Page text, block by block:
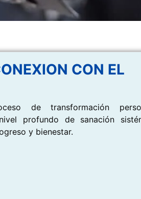
CON EL
de transformación
profundo de sanación
y bienestar.